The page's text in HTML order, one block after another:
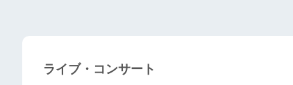
ライブ・コンサート